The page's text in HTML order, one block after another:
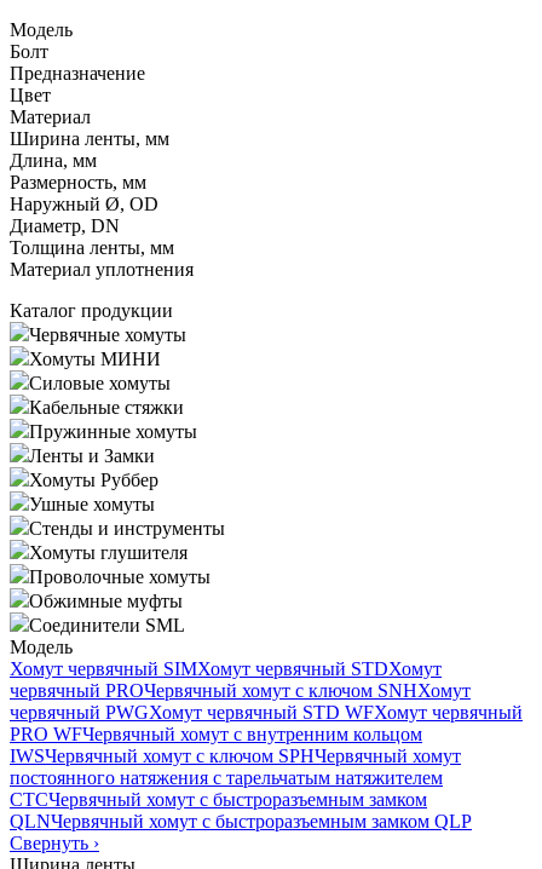
Модель
Болт
Предназначение
Цвет
Материал
Ширина ленты, мм
Длина, мм
Размерность, мм
Наружный Ø, OD
Диаметр, DN
Толщина ленты, мм
Материал уплотнения
Каталог продукции
Червячные хомуты
Хомуты МИНИ
Силовые хомуты
Кабельные стяжки
Пружинные хомуты
Ленты и Замки
Хомуты Руббер
Ушные хомуты
Стенды и инструменты
Хомуты глушителя
Проволочные хомуты
Обжимные муфты
Соединители SML
Модель
Хомут червячный SIMХомут червячный STDХомут
червячный PROЧервячный хомут с ключом SNHХомут
червячный PWGХомут червячный STD WFХомут червячный
PRO WFЧервячный хомут с внутренним кольцом
IWSЧервячный хомут с ключом SPHЧервячный хомут
постоянного натяжения с тарельчатым натяжителем
CTCЧервячный хомут с быстроразъемным замком
QLNЧервячный хомут с быстроразъемным замком QLP
Свернуть ›
Ширина ленты